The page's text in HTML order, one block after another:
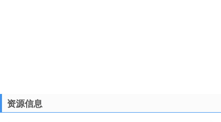
资源信息